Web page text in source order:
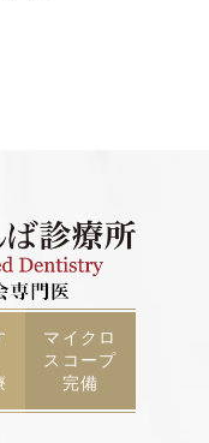
マイクロ
スコープ
完備